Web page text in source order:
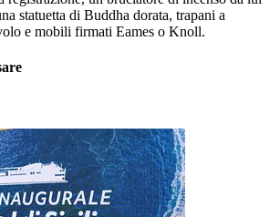
statuetta di Buddha dorata, trapani a
e mobili firmati Eames o Knoll.